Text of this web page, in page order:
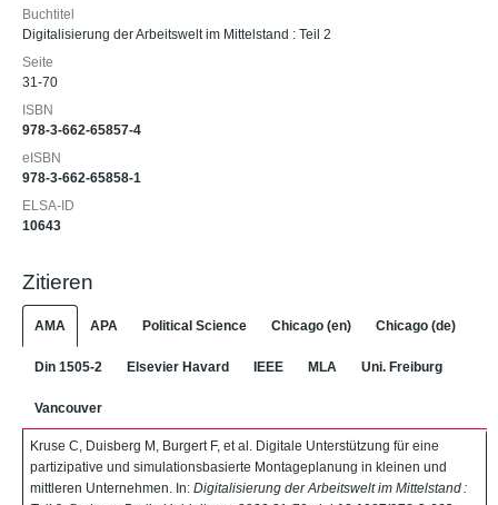
Buchtitel
Digitalisierung der Arbeitswelt im Mittelstand : Teil 2
Seite
31-70
ISBN
978-3-662-65857-4
eISBN
978-3-662-65858-1
ELSA-ID
10643
Zitieren
AMA APA Political Science Chicago (en) Chicago (de)
Din 1505-2 Elsevier Havard IEEE MLA Uni. Freiburg
Vancouver
Kruse C, Duisberg M, Burgert F, et al. Digitale Unterstützung für eine
partizipative und simulationsbasierte Montageplanung in kleinen und
mittleren Unternehmen. In: Digitalisierung der Arbeitswelt im Mittelstand :